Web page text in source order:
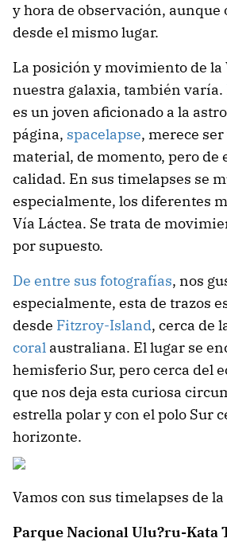
y hora de observación, aunque
desde el mismo lugar.
La posición y movimiento de la
nuestra galaxia, también varía.
es un joven aficionado a la
página, spacelapse, merece
material, de momento, pero de
calidad. En sus timelapses se
especialmente, los diferentes
Vía Láctea. Se trata de
por supuesto.
De entre sus fotografías, nos
especialmente, esta de trazos
desde Fitzroy-Island, cerca de
coral australiana. El lugar se
hemisferio Sur, pero cerca del
que nos deja esta curiosa
estrella polar y con el polo Sur
horizonte.
Vamos con sus timelapses de
Parque Nacional Ulu?ru-Kata